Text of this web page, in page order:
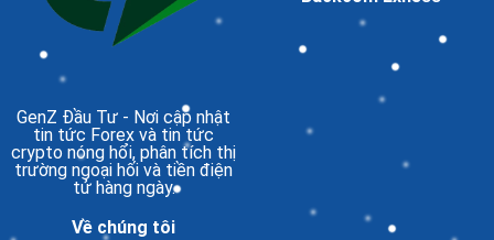
GenZ Đầu Tư - Nơi cập nhật
tin tức Forex và tin tức
crypto nóng hổi, phân tích thị
trường ngoại hối và tiền điện
tử hàng ngày.
Về chúng tôi